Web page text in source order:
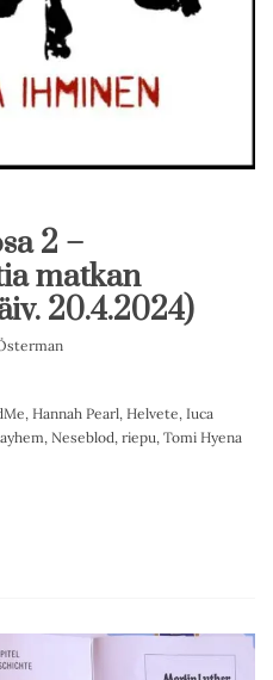
2 –
matkan
20.4.2024)
, Hannah Pearl, Helvete, Iuca
, Neseblod, riepu, Tomi Hyena